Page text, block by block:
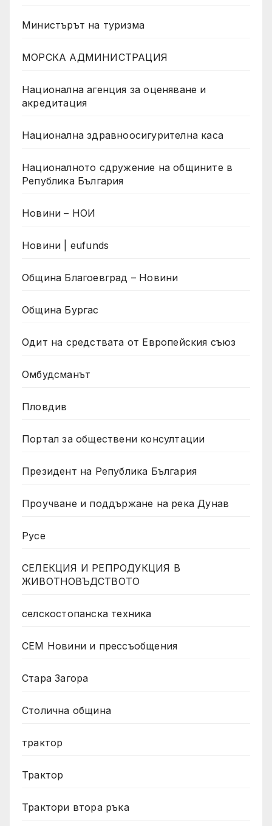
Министърът на туризма
МОРСКА АДМИНИСТРАЦИЯ
Национална агенция за оценяване и
акредитация
Национална здравноосигурителна каса
Националното сдружение на общините в
Република България
Новини – НОИ
Новини | eufunds
Община Благоевград – Новини
Община Бургас
Одит на средствата от Европейския съюз
Омбудсманът
Пловдив
Портал за обществени консултации
Президент на Република България
Проучване и поддържане на река Дунав
Русе
СЕЛЕКЦИЯ И РЕПРОДУКЦИЯ В
ЖИВОТНОВЪДСТВОТО
селскостопанска техника
СЕМ Новини и прессъобщения
Стара Загора
Столична община
трактор
Трактор
Трактори втора ръка